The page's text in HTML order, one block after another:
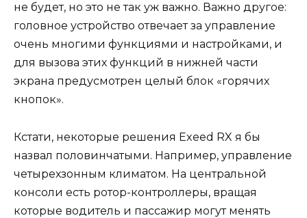
не будет, но это не так уж важно. Важно другое:
головное устройство отвечает за управление
очень многими функциями и настройками, и
для вызова этих функций в нижней части
экрана предусмотрен целый блок «горячих
кнопок».
Кстати, некоторые решения Exeed RX я бы
назвал половинчатыми. Например, управление
четырехзонным климатом. На центральной
консоли есть ротор-контроллеры, вращая
которые водитель и пассажир могут менять